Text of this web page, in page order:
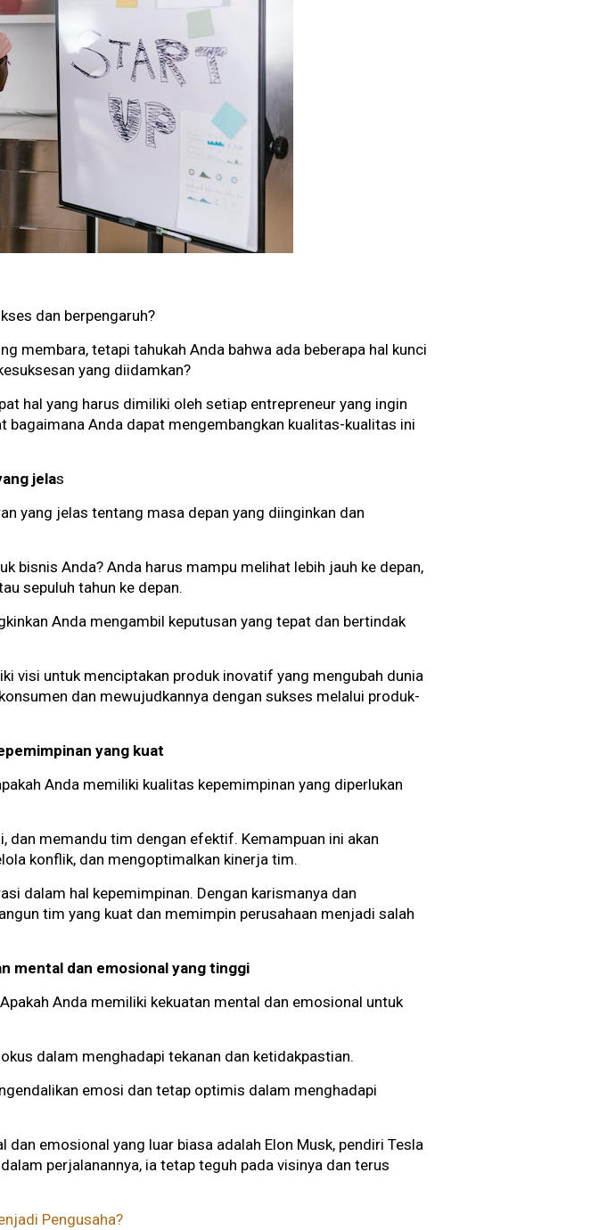
dan berpengaruh?
membara, tetapi tahukah Anda bahwa ada beberapa hal kunci
yang diidamkan?
hal yang harus dimiliki oleh setiap entrepreneur yang ingin
Anda dapat mengembangkan kualitas-kualitas ini
jelas
yang jelas tentang masa depan yang diinginkan dan
bisnis Anda? Anda harus mampu melihat lebih jauh ke depan,
sepuluh tahun ke depan.
Anda mengambil keputusan yang tepat dan bertindak
visi untuk menciptakan produk inovatif yang mengubah dunia
dan mewujudkannya dengan sukses melalui produk-
yang kuat
Anda memiliki kualitas kepemimpinan yang diperlukan
memandu tim dengan efektif. Kemampuan ini akan
konflik, dan mengoptimalkan kinerja tim.
dalam hal kepemimpinan. Dengan karismanya dan
tim yang kuat dan memimpin perusahaan menjadi salah
mental dan emosional yang tinggi
Anda memiliki kekuatan mental dan emosional untuk
dalam menghadapi tekanan dan ketidakpastian.
emosi dan tetap optimis dalam menghadapi
emosional yang luar biasa adalah Elon Musk, pendiri Tesla
perjalanannya, ia tetap teguh pada visinya dan terus
Pengusaha?